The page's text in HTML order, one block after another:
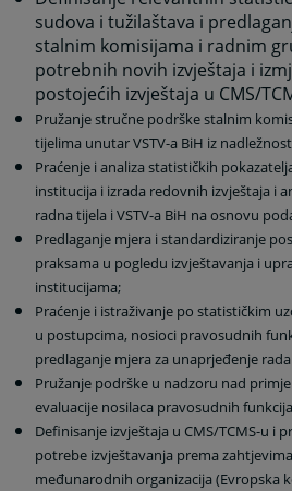
sudova i tužilaštava i
stalnim komisijama i radnim
potrebnih novih izvještaja i
postojećih izvještaja u CMS/
Pružanje stručne podrške stalnim
tijelima unutar VSTV-a BiH iz
Praćenje i analiza statističkih
institucija i izrada redovnih izvještaja i
radna tijela i VSTV-a BiH na osnovu
Predlaganje mjera i standardiziranje
praksama u pogledu izvještavanja i
institucijama;
Praćenje i istraživanje po statističkim
u postupcima, nosioci pravosudnih
predlaganje mjera za unaprjeđenje
Pružanje podrške u nadzoru nad
evaluacije nosilaca pravosudnih
Definisanje izvještaja u CMS/TCMS-u i
potrebe izvještavanja prema
međunarodnih organizacija (Evropska